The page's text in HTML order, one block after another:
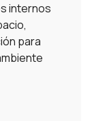
internos
para